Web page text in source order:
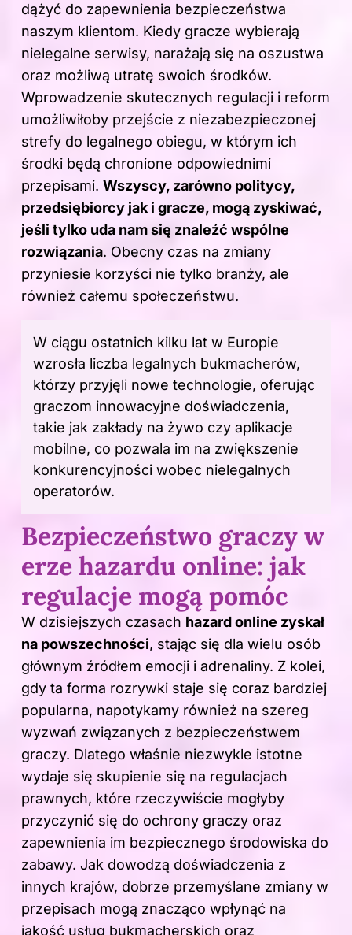
dążyć do zapewnienia bezpieczeństwa
naszym klientom. Kiedy gracze wybierają
nielegalne serwisy, narażają się na oszustwa
oraz możliwą utratę swoich środków.
Wprowadzenie skutecznych regulacji i reform
umożliwiłoby przejście z niezabezpieczonej
strefy do legalnego obiegu, w którym ich
środki będą chronione odpowiednimi
przepisami. Wszyscy, zarówno politycy,
przedsiębiorcy jak i gracze, mogą zyskiwać,
jeśli tylko uda nam się znaleźć wspólne
rozwiązania. Obecny czas na zmiany
przyniesie korzyści nie tylko branży, ale
również całemu społeczeństwu.
W ciągu ostatnich kilku lat w Europie
wzrosła liczba legalnych bukmacherów,
którzy przyjęli nowe technologie, oferując
graczom innowacyjne doświadczenia,
takie jak zakłady na żywo czy aplikacje
mobilne, co pozwala im na zwiększenie
konkurencyjności wobec nielegalnych
operatorów.
Bezpieczeństwo graczy w
erze hazardu online: jak
regulacje mogą pomóc
W dzisiejszych czasach hazard online zyskał
na powszechności, stając się dla wielu osób
głównym źródłem emocji i adrenaliny. Z kolei,
gdy ta forma rozrywki staje się coraz bardziej
popularna, napotykamy również na szereg
wyzwań związanych z bezpieczeństwem
graczy. Dlatego właśnie niezwykle istotne
wydaje się skupienie się na regulacjach
prawnych, które rzeczywiście mogłyby
przyczynić się do ochrony graczy oraz
zapewnienia im bezpiecznego środowiska do
zabawy. Jak dowodzą doświadczenia z
innych krajów, dobrze przemyślane zmiany w
przepisach mogą znacząco wpłynąć na
jakość usług bukmacherskich oraz